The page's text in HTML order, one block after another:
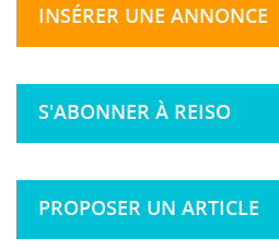
INSÉRER UNE ANNONCE
S'ABONNER À REISO
PROPOSER UN ARTICLE